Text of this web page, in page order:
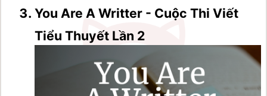
You Are A Writter - Cuộc Thi Viết
Tiểu Thuyết Lần 2